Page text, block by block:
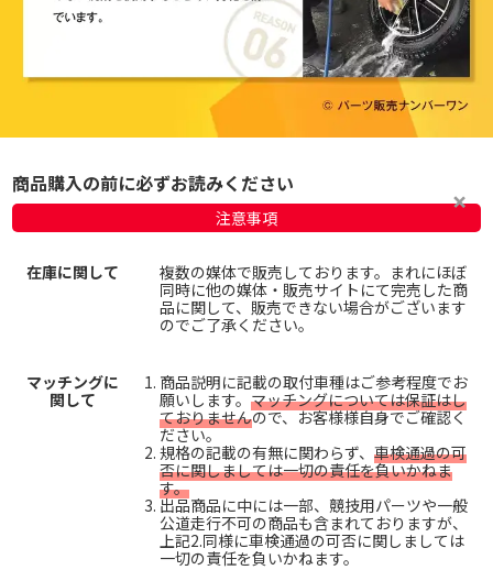
商品購入の前に必ずお読みください
注意事項
在庫に関して
複数の媒体で販売しております。まれにほぼ
同時に他の媒体・販売サイトにて完売した商
品に関して、販売できない場合がございます
のでご了承ください。
マッチングに
関して
商品説明に記載の取付車種はご参考程度でお
願いします。 マッチングについては保証はし
ておりませんので、お客様様自身でご確認く
ださい。
規格の記載の有無に関わらず、 車検通過の可
否に関しましては一切の責任を負いかねま
す。
出品商品に中には一部、競技用パーツや一般
公道走行不可の商品も含まれておりますが、
上記2.同様に車検通過の可否に関しましては
一切の責任を負いかねます。